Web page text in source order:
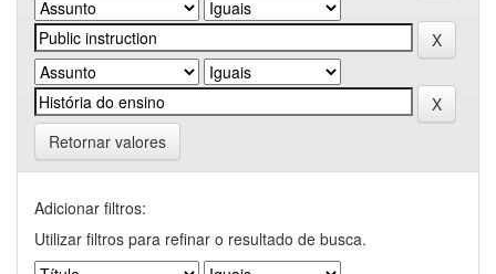
Retornar valores
Adicionar filtros:
Utilizar filtros para refinar o resultado de busca.